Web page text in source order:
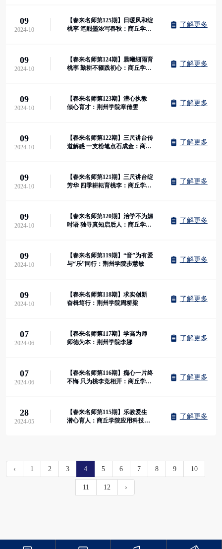
09
2024-10
【春来名师第125期】日暖风和绽
桃李 笔酣墨浓写春秋：商丘学院
了解更多
09
2024-10
【春来名师第124期】晨曦细雨育
桃李 勤耕不辍践初心：商丘学
了解更多
09
2024-10
【春来名师第123期】潜心执教
倾心育才：荆州学院章倩雯
了解更多
09
2024-10
【春来名师第122期】三尺讲台传
道解惑 一支粉笔点石成金：商丘
了解更多
09
2024-10
【春来名师第121期】三尺讲台绽
芳华 四季耕耘育桃李：商丘学院
了解更多
09
2024-10
【春来名师第120期】治学不为媚
时语 独寻真知启后人：商丘学院
了解更多
09
2024-10
【春来名师第119期】“音”为有爱
与“乐”同行：荆州学院步慧敏
了解更多
09
2024-10
【春来名师第118期】求实创新
奋楫笃行：荆州学院周桥梁
了解更多
07
2024-06
【春来名师第117期】学高为师
师德为本：荆州学院李娜
了解更多
07
2024-06
【春来名师第116期】痴心一片终
不悔 只为桃李竞相开：商丘学院
了解更多
28
2024-05
【春来名师第115期】乐教爱生
潜心育人：商丘学院应用科技学
了解更多
‹ 1 2 3 4 5 6 7 8 9 10
11 12 ›